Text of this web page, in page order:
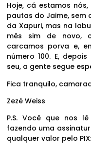
Hoje, cá estamos
pautas do Jaime, sem
da Xapuri, mas na
mês sim de novo,
carcamos porva e,
número 100. E,
seu, a gente segue
Fica tranquilo,
Zezé Weiss
P.S. Você que nos
fazendo uma
qualquer valor pelo PIX: